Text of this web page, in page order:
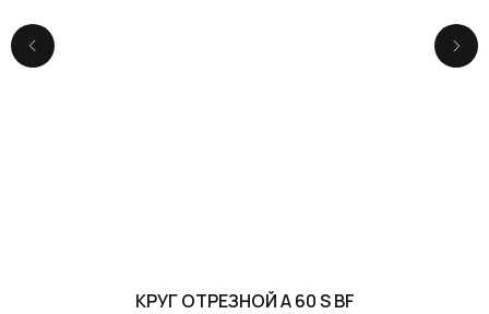
КРУГ ОТРЕЗНОЙ A 60 S BF